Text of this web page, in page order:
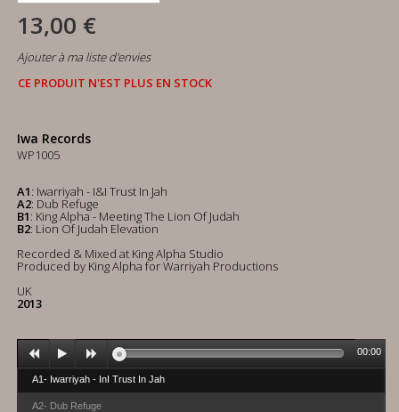
13,00 €
Ajouter à ma liste d'envies
CE PRODUIT N'EST PLUS EN STOCK
Iwa Records
WP1005
A1: Iwarriyah - I&I Trust In Jah
A2: Dub Refuge
B1: King Alpha - Meeting The Lion Of Judah
B2: Lion Of Judah Elevation
Recorded & Mixed at King Alpha Studio
Produced by King Alpha for Warriyah Productions
UK
2013
A1- Iwarriyah - InI Trust In Jah
A2- Dub Refuge
00:00